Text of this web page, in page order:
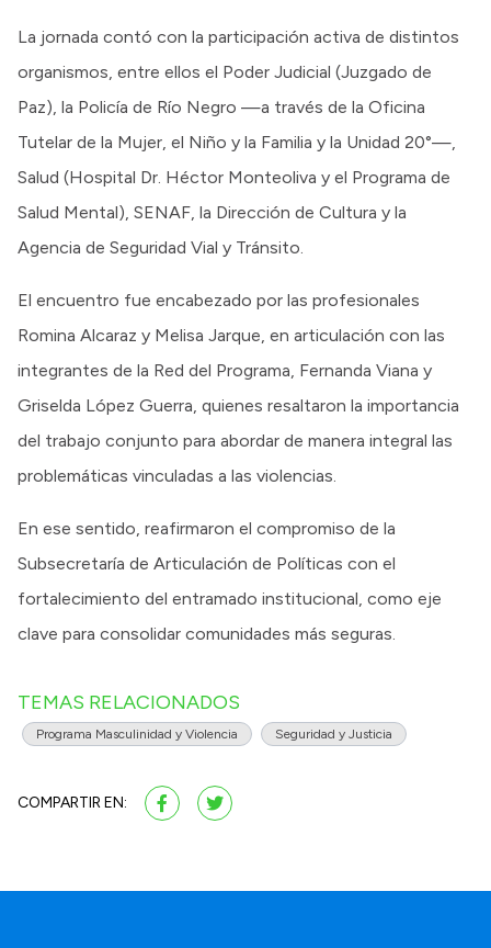
La jornada contó con la participación activa de distintos
organismos, entre ellos el Poder Judicial (Juzgado de
Paz), la Policía de Río Negro —a través de la Oficina
Tutelar de la Mujer, el Niño y la Familia y la Unidad 20°—,
Salud (Hospital Dr. Héctor Monteoliva y el Programa de
Salud Mental), SENAF, la Dirección de Cultura y la
Agencia de Seguridad Vial y Tránsito.
El encuentro fue encabezado por las profesionales
Romina Alcaraz y Melisa Jarque, en articulación con las
integrantes de la Red del Programa, Fernanda Viana y
Griselda López Guerra, quienes resaltaron la importancia
del trabajo conjunto para abordar de manera integral las
problemáticas vinculadas a las violencias.
En ese sentido, reafirmaron el compromiso de la
Subsecretaría de Articulación de Políticas con el
fortalecimiento del entramado institucional, como eje
clave para consolidar comunidades más seguras.
TEMAS RELACIONADOS
Programa Masculinidad y Violencia Seguridad y Justicia
COMPARTIR EN: